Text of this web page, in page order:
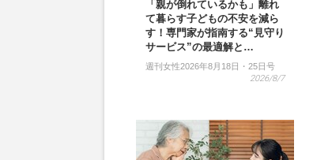
「親が倒れているかも」離れ
て暮らす子どもの不安を減ら
す！専門家が指南する“見守り
サービス”の最適解と…
週刊女性2026年8月18日・25日号
2026/8/7